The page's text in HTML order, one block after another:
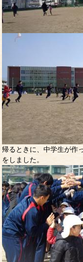
帰るときに、中学生が作
をしました。